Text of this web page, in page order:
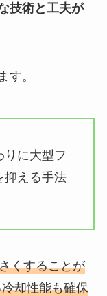
技術と工夫が
す。
りに大型フ
抑える手法
くすることが
却性能も確保